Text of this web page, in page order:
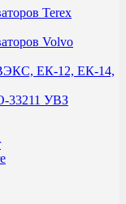
Terex
Volvo
ЕК-12, ЕК-14,
33211 УВЗ